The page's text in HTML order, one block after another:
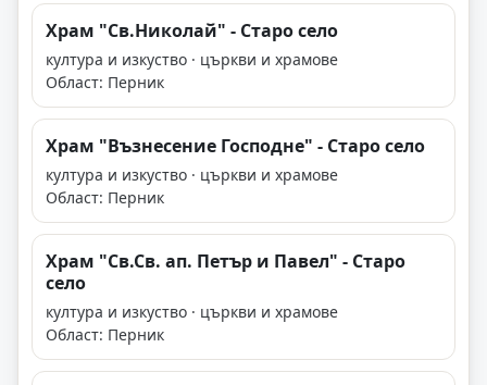
Храм "Св.Николай" - Старо село
култура и изкуство · църкви и храмове
Област: Перник
Храм "Възнесение Господне" - Старо село
култура и изкуство · църкви и храмове
Област: Перник
Храм "Св.Св. ап. Петър и Павел" - Старо
село
култура и изкуство · църкви и храмове
Област: Перник